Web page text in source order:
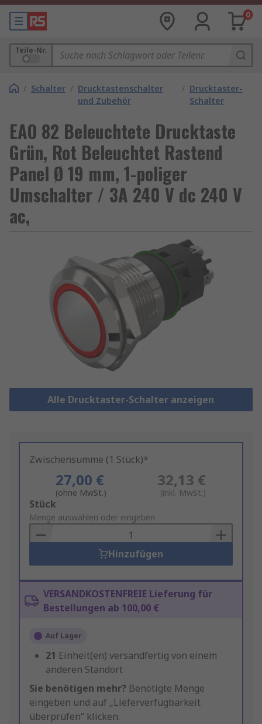
0
Teile-Nr.
/ Schalter / Drucktastenschalter
und Zubehör
/ Drucktaster-
Schalter
EAO 82 Beleuchtete Drucktaste
Grün, Rot Beleuchtet Rastend
Panel Ø 19 mm, 1-poliger
Umschalter / 3A 240 V dc 240 V
ac,
Alle Drucktaster-Schalter anzeigen
Zwischensumme (1 Stück)*
27,00 €
(ohne MwSt.)
32,13 €
(inkl. MwSt.)
Add
to
Basket
Stück
Menge auswählen oder eingeben
Hinzufügen
VERSANDKOSTENFREIE Lieferung für
Bestellungen ab 100,00 €
Auf Lager
21 Einheit(en) versandfertig von einem
anderen Standort
Sie benötigen mehr? Benötigte Menge
eingeben und auf „Lieferverfügbarkeit
überprüfen“ klicken.